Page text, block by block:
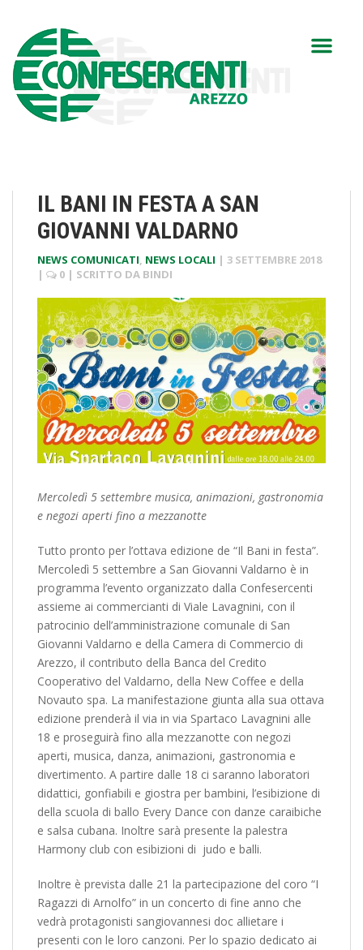
IL BANI IN FESTA A SAN
GIOVANNI VALDARNO
NEWS COMUNICATI, NEWS LOCALI | 3 SETTEMBRE 2018
|
0 | SCRITTO DA BINDI
Mercoledì 5 settembre musica, animazioni, gastronomia
e negozi aperti fino a mezzanotte
Tutto pronto per l’ottava edizione de “Il Bani in festa”.
Mercoledì 5 settembre a San Giovanni Valdarno è in
programma l’evento organizzato dalla Confesercenti
assieme ai commercianti di Viale Lavagnini, con il
patrocinio dell’amministrazione comunale di San
Giovanni Valdarno e della Camera di Commercio di
Arezzo, il contributo della Banca del Credito
Cooperativo del Valdarno, della New Coffee e della
Novauto spa. La manifestazione giunta alla sua ottava
edizione prenderà il via in via Spartaco Lavagnini alle
18 e proseguirà fino alla mezzanotte con negozi
aperti, musica, danza, animazioni, gastronomia e
divertimento. A partire dalle 18 ci saranno laboratori
didattici, gonfiabili e giostra per bambini, l’esibizione di
della scuola di ballo Every Dance con danze caraibiche
e salsa cubana. Inoltre sarà presente la palestra
Harmony club con esibizioni di judo e balli.
Inoltre è prevista dalle 21 la partecipazione del coro “I
Ragazzi di Arnolfo” in un concerto di fine anno che
vedrà protagonisti sangiovannesi doc allietare i
presenti con le loro canzoni. Per lo spazio dedicato ai